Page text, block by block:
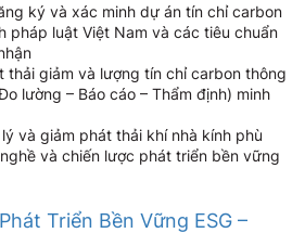
ký và xác minh dự án tín chỉ carbon
pháp luật Việt Nam và các tiêu chuẩn
thải giảm và lượng tín chỉ carbon thông
lường – Báo cáo – Thẩm định) minh
và giảm phát thải khí nhà kính phù
và chiến lược phát triển bền vững
Phát Triển Bền Vững ESG –